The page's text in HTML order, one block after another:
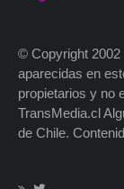
© Copyright 2002
aparecidas en
propietarios y no
TransMedia.cl
de Chile.